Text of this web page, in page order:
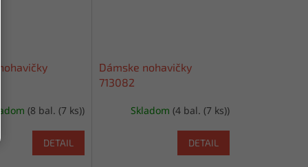
(8 bal. (7 ks))
DETAIL
Dámske nohavičky
713082
Skladom (4 bal. (7 ks))
DETAIL